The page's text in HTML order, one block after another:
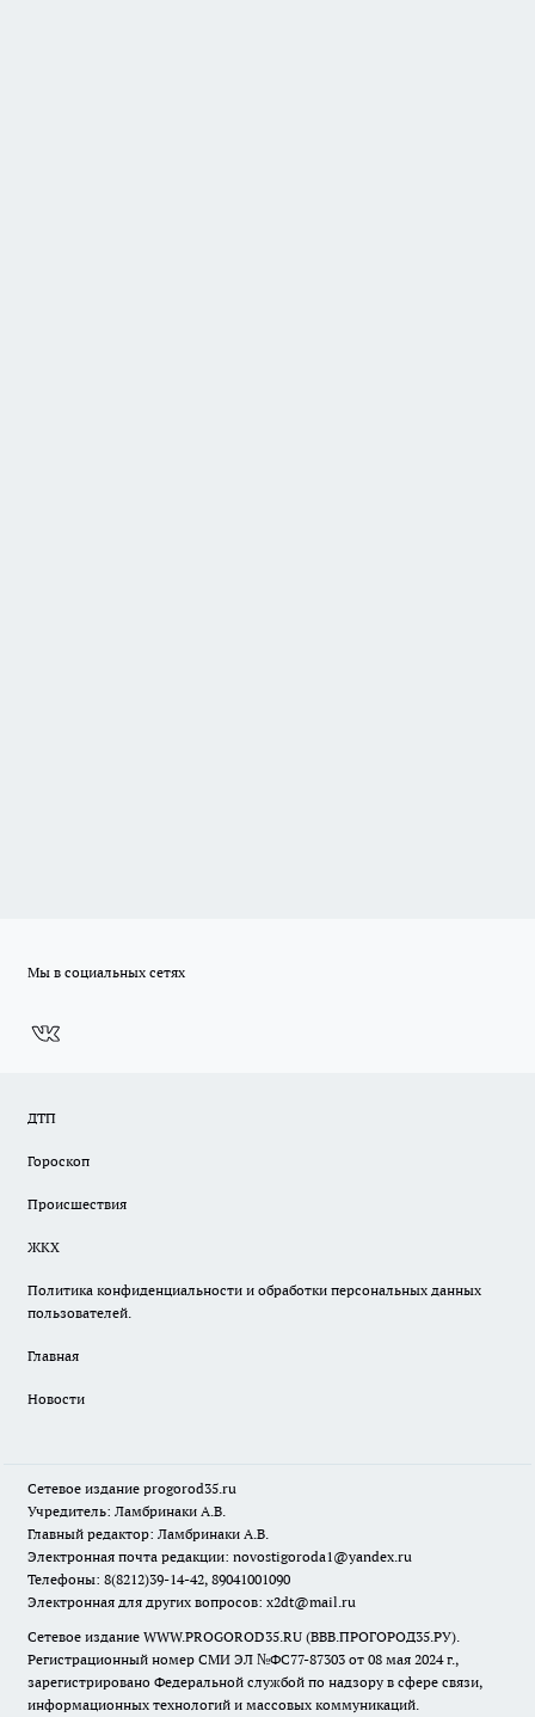
Мы в социальных сетях
ДТП
Гороскоп
Происшествия
ЖКХ
Политика конфиденциальности и обработки персональных данных
пользователей.
Главная
Новости
Сетевое издание progorod35.ru
Учредитель: Ламбринаки А.В.
Главный редактор: Ламбринаки А.В.
Электронная почта редакции: novostigoroda1@yandex.ru
Телефоны: 8(8212)39-14-42, 89041001090
Электронная для других вопросов: x2dt@mail.ru
Сетевое издание WWW.PROGOROD35.RU (ВВВ.ПРОГОРОД35.РУ).
Регистрационный номер СМИ ЭЛ №ФС77-87303 от 08 мая 2024 г.,
зарегистрировано Федеральной службой по надзору в сфере связи,
информационных технологий и массовых коммуникаций.